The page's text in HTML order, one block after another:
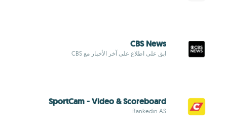
CBS News
ابق على اطلاع على آخر الأخبار مع CBS
SportCam - Video & Scoreboard
Rankedin AS